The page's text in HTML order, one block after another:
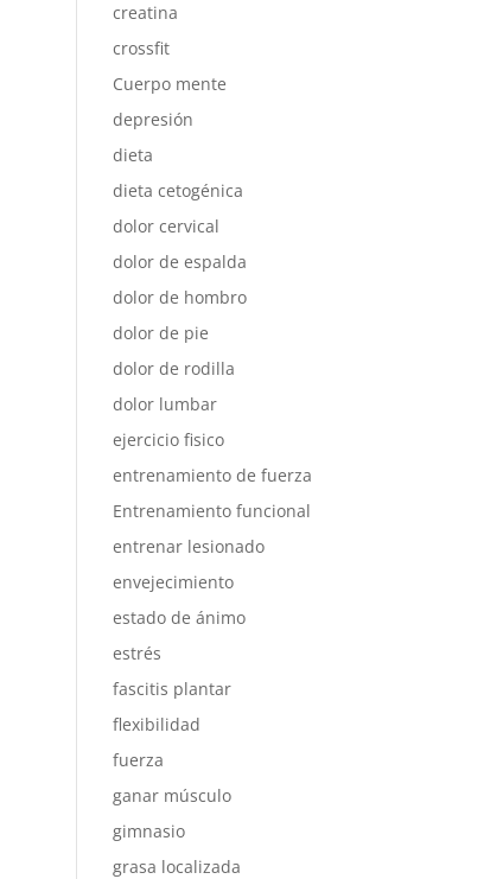
creatina
crossfit
Cuerpo mente
depresión
dieta
dieta cetogénica
dolor cervical
dolor de espalda
dolor de hombro
dolor de pie
dolor de rodilla
dolor lumbar
ejercicio fisico
entrenamiento de fuerza
Entrenamiento funcional
entrenar lesionado
envejecimiento
estado de ánimo
estrés
fascitis plantar
flexibilidad
fuerza
ganar músculo
gimnasio
grasa localizada